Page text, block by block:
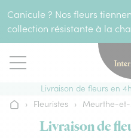
Canicule ? Nos fleurs
collection résistante à la
Livraison de fleurs en
Accueil
› Fleuristes › Meurthe-
Livraison de